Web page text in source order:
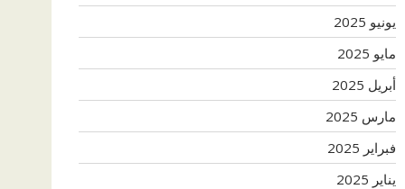
يونيو 2025
مايو 2025
أبريل 2025
مارس 2025
فبراير 2025
يناير 2025